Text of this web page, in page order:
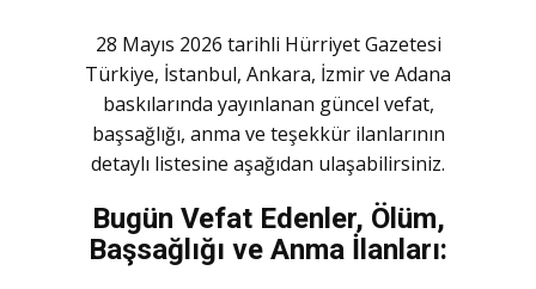
28 Mayıs 2026 tarihli Hürriyet Gazetesi
Türkiye, İstanbul, Ankara, İzmir ve Adana
baskılarında yayınlanan güncel vefat,
başsağlığı, anma ve teşekkür ilanlarının
detaylı listesine aşağıdan ulaşabilirsiniz.
Bugün Vefat Edenler, Ölüm,
Başsağlığı ve Anma İlanları: